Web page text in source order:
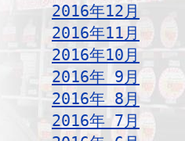
2016年12月
2016年11月
2016年10月
2016年 9月
2016年 8月
2016年 7月